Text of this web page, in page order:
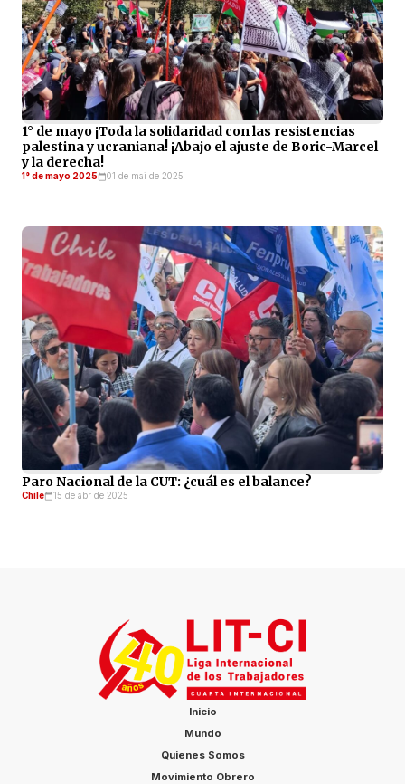
1° de mayo ¡Toda la solidaridad con las resistencias
palestina y ucraniana! ¡Abajo el ajuste de Boric-Marcel
y la derecha!
1° de mayo 2025 01 de mai de 2025
Paro Nacional de la CUT: ¿cuál es el balance?
Chile 15 de abr de 2025
Inicio
Mundo
Quienes Somos
Movimiento Obrero